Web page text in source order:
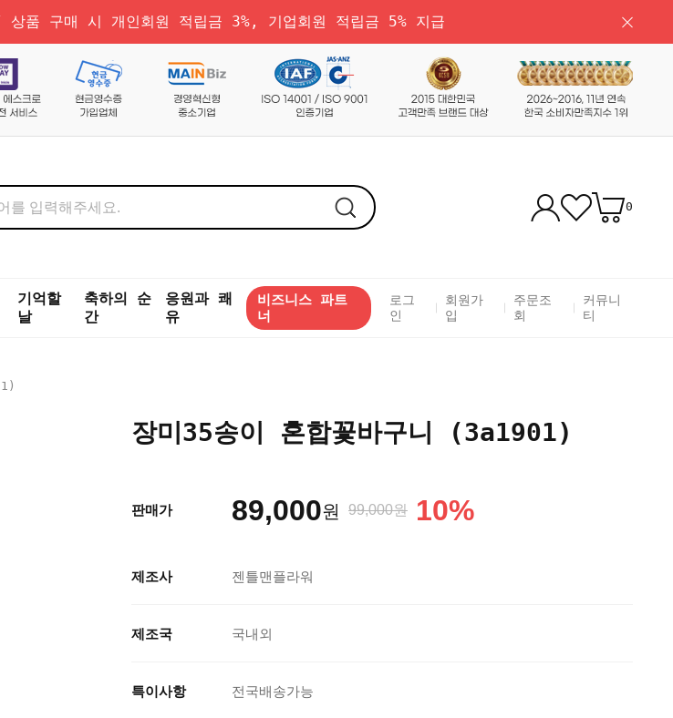
품 구매 시 개인회원 적립금 3%, 기업회원 적립금 5% 지급
0
기억할
날
축하의 순
간
응원과 쾌
유
비즈니스 파트
너
로그
인
회원가
입
주문조
회
커뮤니
티
장미35송이 혼합꽃바구니 (3a1901)
판매가 89,000원 99,000원 10%
제조사 젠틀맨플라워
제조국 국내외
특이사항 전국배송가능